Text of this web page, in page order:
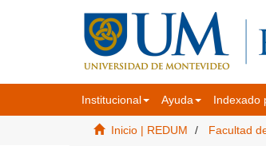
Institucional Ayuda Indexado
Inicio | REDUM Facultad